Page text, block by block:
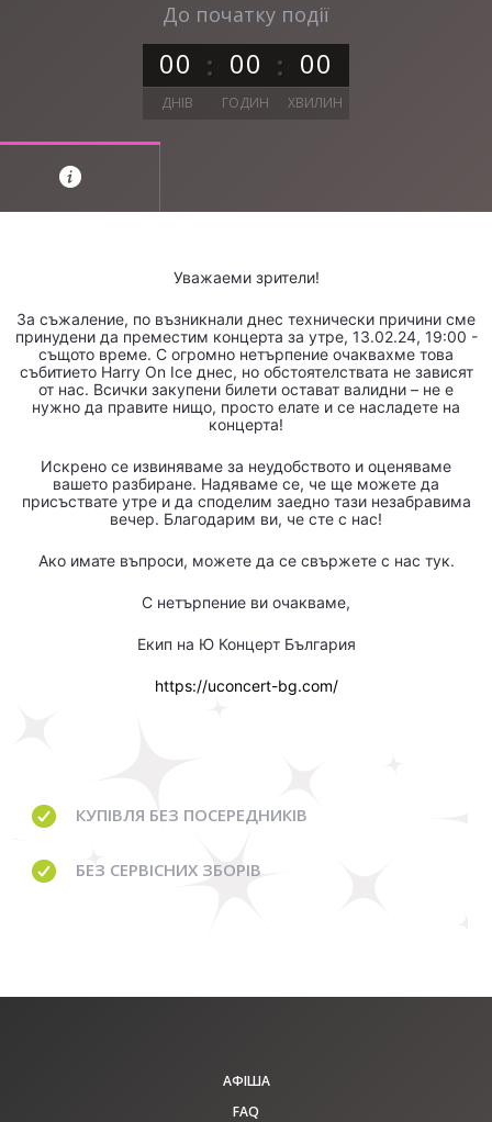
До початку події
00 00 00
ДНІВ ГОДИН ХВИЛИН
Уважаеми зрители!
За съжаление, по възникнали днес технически причини сме
принудени да преместим концерта за утре, 13.02.24, 19:00 -
същото време. С огромно нетърпение очаквахме това
събитието Harry On Ice днес, но обстоятелствата не зависят
от нас. Всички закупени билети остават валидни – не е
нужно да правите нищо, просто елате и се насладете на
концерта!
Искрено се извиняваме за неудобството и оценяваме
вашето разбиране. Надяваме се, че ще можете да
присъствате утре и да споделим заедно тази незабравима
вечер. Благодарим ви, че сте с нас!
Ако имате въпроси, можете да се свържете с нас тук.
С нетърпение ви очакваме,
Екип на Ю Концерт България
https://uconcert-bg.com/
КУПІВЛЯ БЕЗ ПОСЕРЕДНИКІВ
БЕЗ СЕРВІСНИХ ЗБОРІВ
АФІША
FAQ